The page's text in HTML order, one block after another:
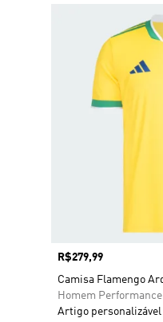
Preço
R$279,99
Camisa Flamengo
Homem Performance
Artigo personalizável